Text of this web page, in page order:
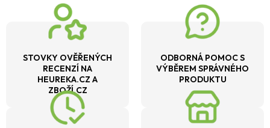
STOVKY OVĚŘENÝCH
RECENZÍ NA
HEUREKA.CZ A
ZBOŽÍ.CZ
ODBORNÁ POMOC S
VÝBĚREM SPRÁVNÉHO
PRODUKTU